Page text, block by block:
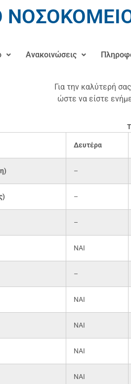
Ανακοινώσεις
Για την καλύτερή
ώστε να είστε
Δευτέρα
–
–
–
ΝΑΙ
–
ΝΑΙ
ΝΑΙ
ΝΑΙ
ΝΑΙ